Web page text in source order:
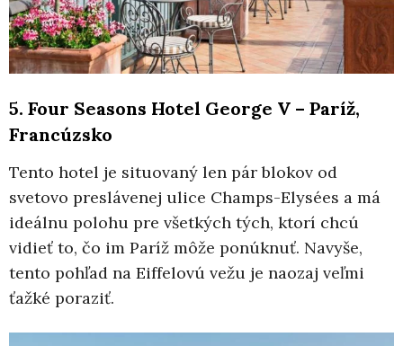
5. Four Seasons Hotel George V – Paríž,
Francúzsko
Tento hotel je situovaný len pár blokov od
svetovo preslávenej ulice Champs-Elysées a má
ideálnu polohu pre všetkých tých, ktorí chcú
vidieť to, čo im Paríž môže ponúknuť. Navyše,
tento pohľad na Eiffelovú vežu je naozaj veľmi
ťažké poraziť.